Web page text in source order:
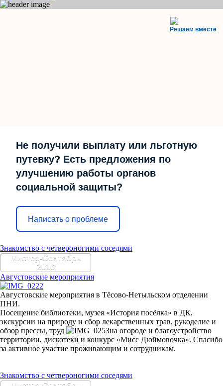
Решаем вместе
Не получили выплату или льготную
путевку? Есть предложения по
улучшению работы органов
социальной защиты?
Написать о проблеме
Знакомство с четвероногими соседями
Мистер-Сентябрь
2016
Августовские мероприятия
Августовские мероприятия в Тёсово-Нетыльском отделении
ПНИ.
Посещение библиотеки, музея «История посёлка» в ДК,
экскурсии на природу и сбор лекарственных трав, рукоделие и
обзор прессы, труд
на огороде и благоустройство
территории, дискотеки и конкурс «Мисс Дюймовочка». Спасибо
за активное участие проживающим и сотрудникам.
Знакомство с четвероногими соседями